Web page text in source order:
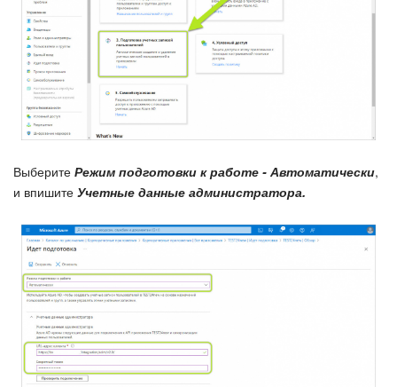
Выберите Режим подготовки к работе - Автоматически,
и впишите Учетные данные администратора.